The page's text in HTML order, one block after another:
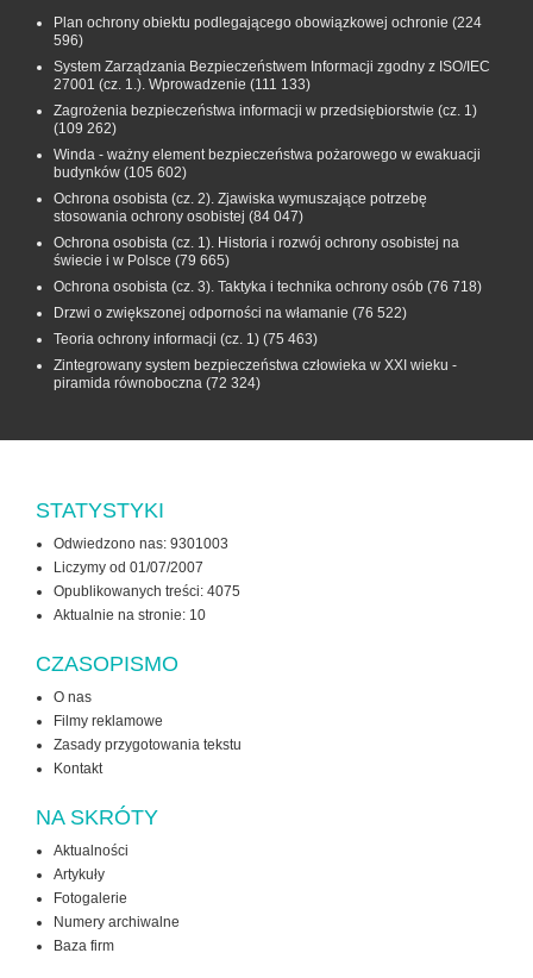
Plan ochrony obiektu podlegającego obowiązkowej ochronie (224
596)
System Zarządzania Bezpieczeństwem Informacji zgodny z ISO/IEC
27001 (cz. 1.). Wprowadzenie (111 133)
Zagrożenia bezpieczeństwa informacji w przedsiębiorstwie (cz. 1)
(109 262)
Winda - ważny element bezpieczeństwa pożarowego w ewakuacji
budynków (105 602)
Ochrona osobista (cz. 2). Zjawiska wymuszające potrzebę
stosowania ochrony osobistej (84 047)
Ochrona osobista (cz. 1). Historia i rozwój ochrony osobistej na
świecie i w Polsce (79 665)
Ochrona osobista (cz. 3). Taktyka i technika ochrony osób (76 718)
Drzwi o zwiększonej odporności na włamanie (76 522)
Teoria ochrony informacji (cz. 1) (75 463)
Zintegrowany system bezpieczeństwa człowieka w XXI wieku -
piramida równoboczna (72 324)
STATYSTYKI
Odwiedzono nas: 9301003
Liczymy od 01/07/2007
Opublikowanych treści: 4075
Aktualnie na stronie: 10
CZASOPISMO
O nas
Filmy reklamowe
Zasady przygotowania tekstu
Kontakt
NA SKRÓTY
Aktualności
Artykuły
Fotogalerie
Numery archiwalne
Baza firm